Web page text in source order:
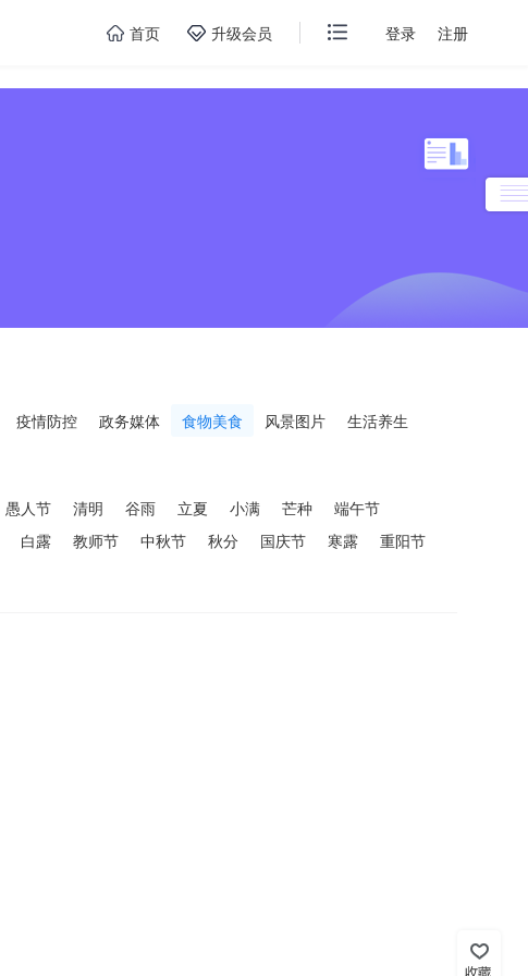
首页 升级会员 登录 注册
疫情防控 政务媒体 食物美食 风景图片
生活养生
愚人节 清明 谷雨 立夏 小满 芒种
端午节
白露 教师节 中秋节 秋分 国庆节 寒露
重阳节